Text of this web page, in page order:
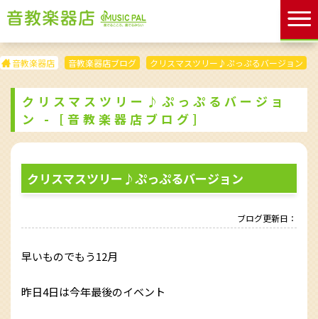
音教楽器店 音教楽器店ブログ クリスマスツリー♪ぷっぷるバージョン
クリスマスツリー♪ぷっぷるバージョ
ン - [音教楽器店ブログ]
クリスマスツリー♪ぷっぷるバージョン
ブログ更新日：
早いものでもう12月
昨日4日は今年最後のイベント